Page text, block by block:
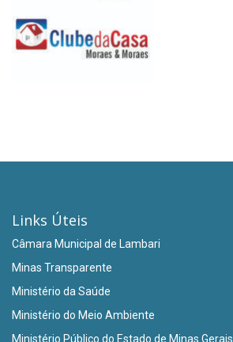
Links Úteis
Câmara Municipal de Lambari
Minas Transparente
Ministério da Saúde
Ministério do Meio Ambiente
Ministério Público do Estado de Minas Gerais